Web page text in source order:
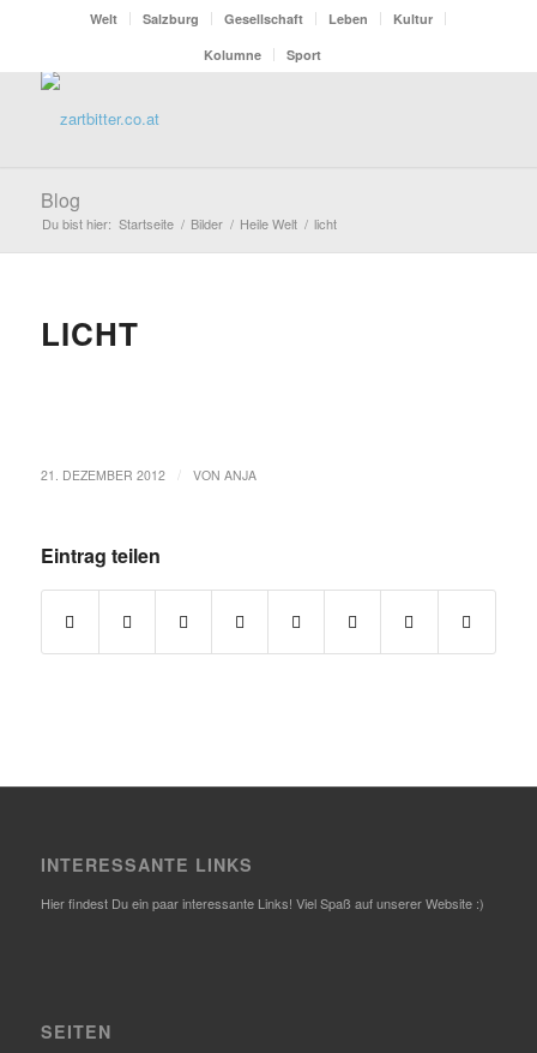
Welt Salzburg Gesellschaft Leben
Kultur
Kolumne
Sport
Blog
Du bist hier: Startseite / Bilder / Heile Welt / licht
LICHT
21. DEZEMBER 2012 VON ANJA
Eintrag teilen
INTERESSANTE LINKS
Hier findest Du ein paar interessante Links! Viel Spaß auf unserer Website :)
SEITEN